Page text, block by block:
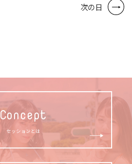
次の日
Concept
セッションとは